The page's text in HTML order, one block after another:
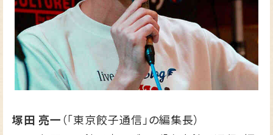
塚田 亮一（「東京餃子通信」の編集長）